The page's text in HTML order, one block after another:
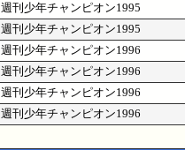
週刊少年チャンピオン1995
週刊少年チャンピオン1995
週刊少年チャンピオン1996
週刊少年チャンピオン1996
週刊少年チャンピオン1996
週刊少年チャンピオン1996